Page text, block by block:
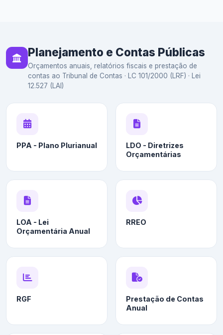
Planejamento e Contas Públicas
Orçamentos anuais, relatórios fiscais e prestação de
contas ao Tribunal de Contas · LC 101/2000 (LRF) · Lei
12.527 (LAI)
PPA - Plano Plurianual
LDO - Diretrizes
Orçamentárias
LOA - Lei
Orçamentária Anual
RREO
RGF
Prestação de Contas
Anual